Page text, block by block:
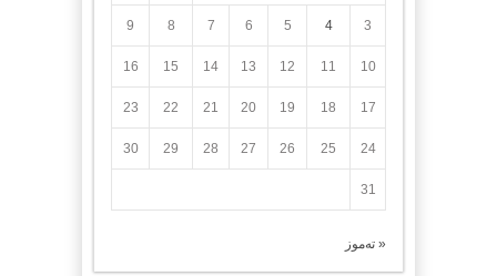
3
4
5
6
7
8
9
10
11
12
13
14
15
16
17
18
19
20
21
22
23
24
25
26
27
28
29
30
31
« تەموز